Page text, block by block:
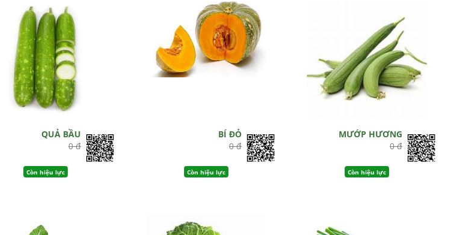
QUẢ BẦU
0 đ
Còn hiệu lực
BÍ ĐỎ
0 đ
Còn hiệu lực
MƯỚP HƯƠNG
0 đ
Còn hiệu lực